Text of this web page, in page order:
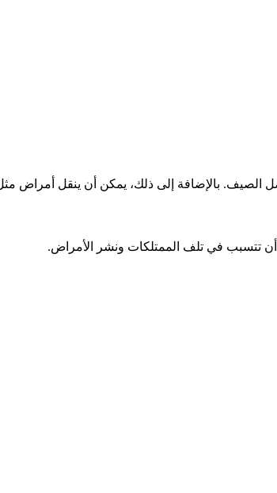
بالإضافة إلى ذلك، يمكن أن ينقل أمراض
أن تتسبب في تلف الممتلكات ونشر الأمراض.